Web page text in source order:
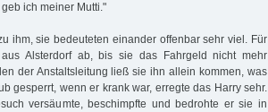
ich meiner Mutti."
ihm, sie bedeuteten einander offenbar sehr viel. Für
Alsterdorf ab, bis sie das Fahrgeld nicht mehr
der Anstaltsleitung ließ sie ihn allein kommen, was
gesperrt, wenn er krank war, erregte das Harry sehr.
versäumte, beschimpfte und bedrohte er sie in